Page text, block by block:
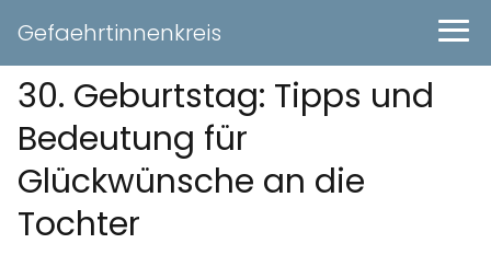
Gefaehrtinnenkreis
30. Geburtstag: Tipps und
Bedeutung für
Glückwünsche an die
Tochter